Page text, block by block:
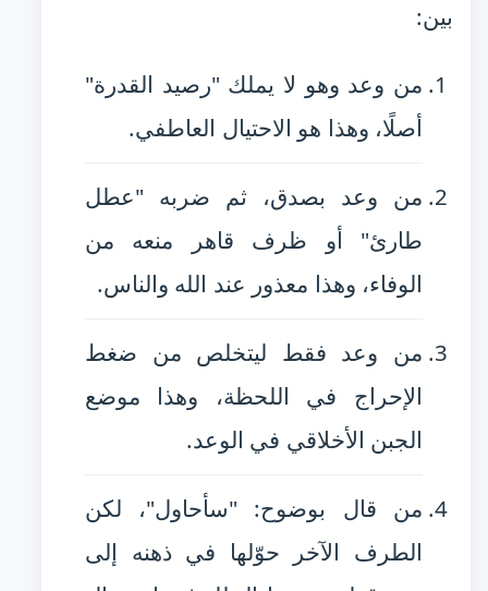
بين:
من وعد وهو لا يملك "رصيد القدرة"
أصلًا، وهذا هو الاحتيال العاطفي.
من وعد بصدق، ثم ضربه "عطل
طارئ" أو ظرف قاهر منعه من
الوفاء، وهذا معذور عند الله والناس.
من وعد فقط ليتخلص من ضغط
الإحراج في اللحظة، وهذا موضع
الجبن الأخلاقي في الوعد.
من قال بوضوح: "سأحاول"، لكن
الطرف الآخر حوّلها في ذهنه إلى